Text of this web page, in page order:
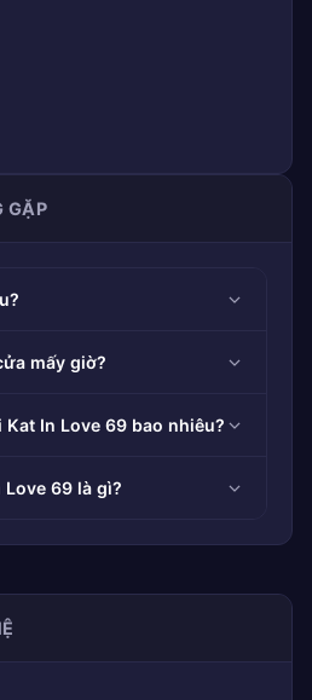
GẶP
mấy giờ?
In Love 69 bao nhiêu?
69 là gì?